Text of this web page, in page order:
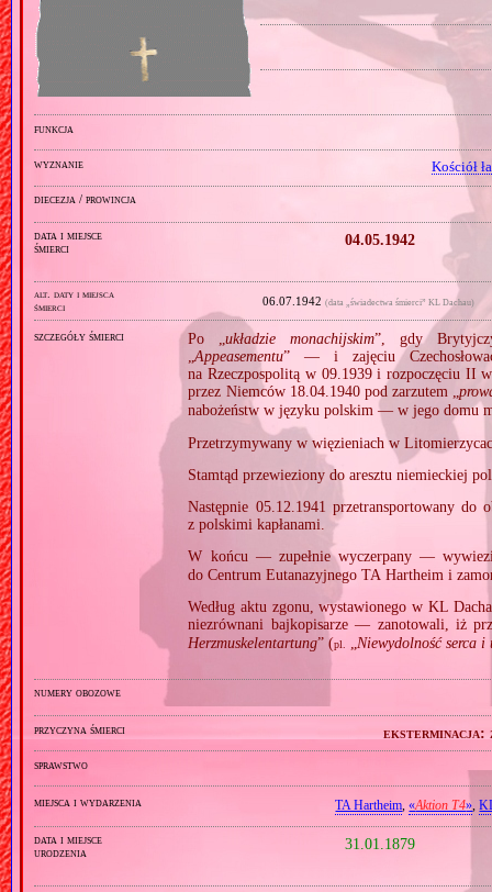
funkcja
wyznanie Kościół
diecezja / prowincja
data i miejsce
śmierci
04.05.1942
alt. daty i miejsca
śmierci
06.07.1942(data „świadectwa śmierci” KL Dachau)
szczegóły śmierci Po „układzie monachijskim”, gdy
„Appeasementu” — i zajęciu
na Rzeczpospolitą w 09.1939 i rozpoczęciu II
przez Niemców 18.04.1940 pod zarzutem „
nabożeństw w języku polskim — w jego domu
Przetrzymywany w więzieniach w
Stamtąd przewieziony do aresztu niemieckiej
Następnie 05.12.1941 przetransportowany
z polskimi kapłanami.
W końcu — zupełnie wyczerpany —
do Centrum Eutanazyjnego TA Hartheim i
Według aktu zgonu, wystawionego w KL
niezrównani bajkopisarze — zanotowali, iż
Herzmuskelentartung” (pl. „Niewydolność serca i
numery obozowe
przyczyna śmierci eksterminacja:
sprawstwo
miejsca i wydarzenia TA Hartheim,«Aktion T4»,
data i miejsce
urodzenia
31.01.1879